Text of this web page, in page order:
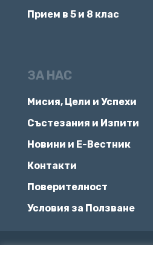
Прием в 5 и 8 клас
ЗА НАС
Мисия, Цели и Успехи
Състезания и Изпити
Новини и Е-Вестник
Контакти
Поверителност
Условия за Ползване